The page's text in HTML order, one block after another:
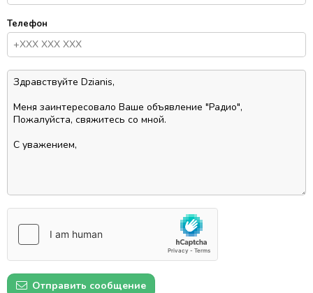
Телефон
Отправить сообщение